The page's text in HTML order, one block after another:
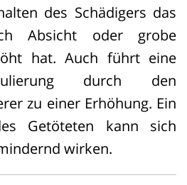
des Schädigers das
Absicht oder grobe
hat. Auch führt eine
durch den
zu einer Erhöhung. Ein
Getöteten kann sich
wirken.